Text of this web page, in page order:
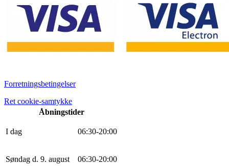
Forretningsbetingelser
Ret cookie-samtykke
Åbningstider
I dag 06:30-20:00
Søndag d. 9. august 06:30-20:00